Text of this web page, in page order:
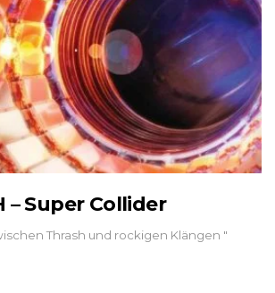
– Super Collider
Thrash und rockigen Klängen "